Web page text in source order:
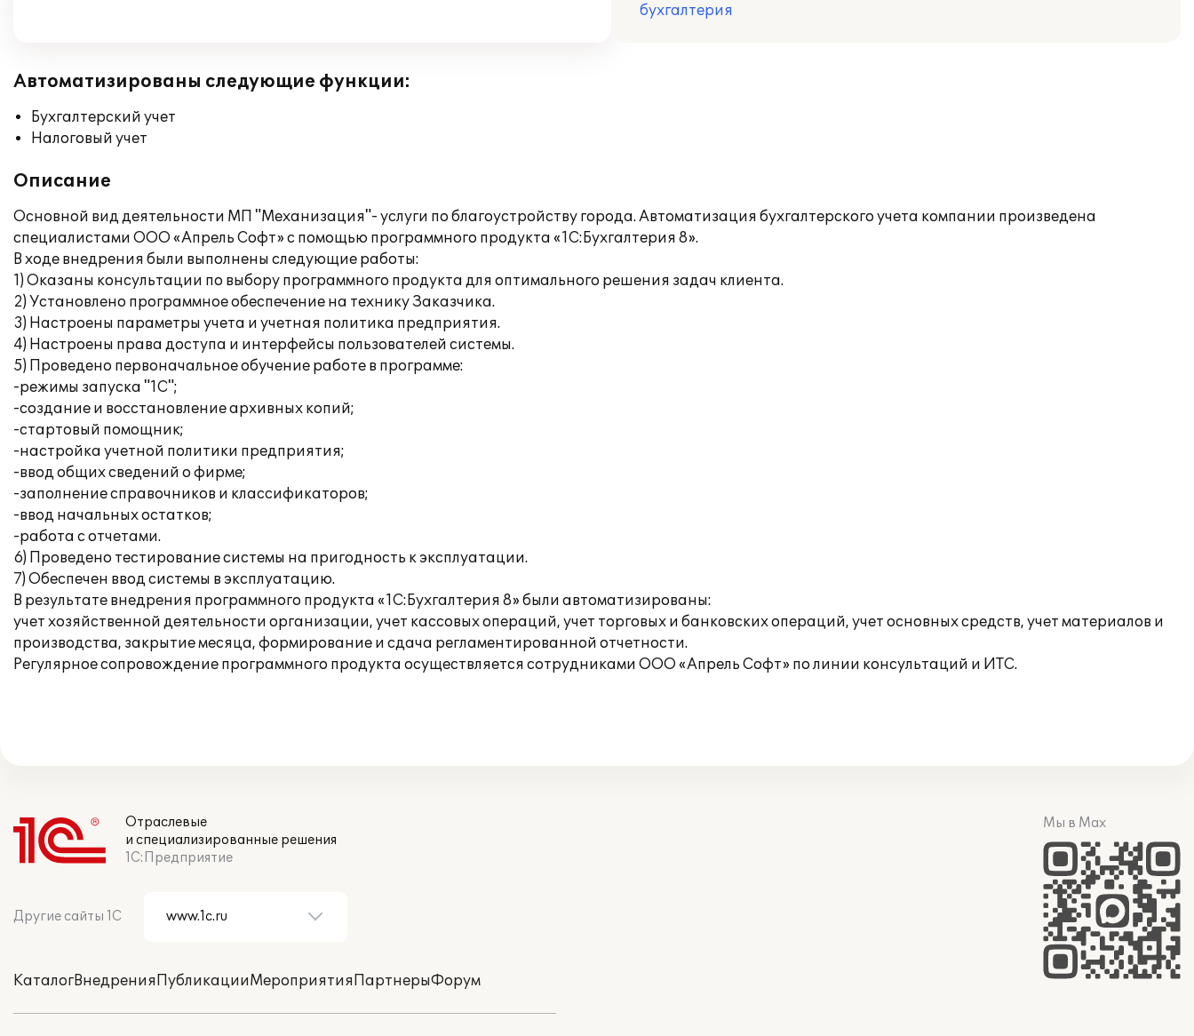
бухгалтерия
Автоматизированы следующие функции:
Бухгалтерский учет
Налоговый учет
Описание
Основной вид деятельности МП "Механизация"- услуги по благоустройству города. Автоматизация бухгалтерского учета компании произведена
специалистами ООО «Апрель Софт» с помощью программного продукта «1С:Бухгалтерия 8».
В ходе внедрения были выполнены следующие работы:
1) Оказаны консультации по выбору программного продукта для оптимального решения задач клиента.
2) Установлено программное обеспечение на технику Заказчика.
3) Настроены параметры учета и учетная политика предприятия.
4) Настроены права доступа и интерфейсы пользователей системы.
5) Проведено первоначальное обучение работе в программе:
-режимы запуска "1С";
-создание и восстановление архивных копий;
-стартовый помощник;
-настройка учетной политики предприятия;
-ввод общих сведений о фирме;
-заполнение справочников и классификаторов;
-ввод начальных остатков;
-работа с отчетами.
6) Проведено тестирование системы на пригодность к эксплуатации.
7) Обеспечен ввод системы в эксплуатацию.
В результате внедрения программного продукта «1С:Бухгалтерия 8» были автоматизированы:
учет хозяйственной деятельности организации, учет кассовых операций, учет торговых и банковских операций, учет основных средств, учет материалов и
производства, закрытие месяца, формирование и сдача регламентированной отчетности.
Регулярное сопровождение программного продукта осуществляется сотрудниками ООО «Апрель Софт» по линии консультаций и ИТС.
Отраслевые
и специализированные решения
1С:Предприятие
Другие сайты 1С
КаталогВнедренияПубликацииМероприятияПартнерыФорум
Мы в Max